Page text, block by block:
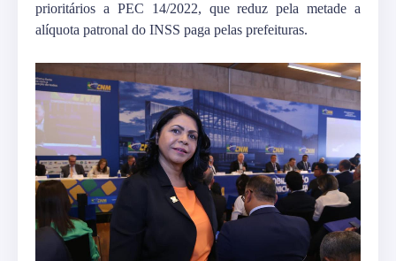
prioritários a PEC 14/2022, que reduz pela metade a
alíquota patronal do INSS paga pelas prefeituras.